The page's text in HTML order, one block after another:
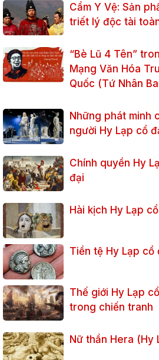
Cẩm Y Vệ: Sản
triết lý độc tài
“Bè Lũ 4 Tên”
Mạng Văn Hóa
Quốc (Tứ Nhân
Những phát minh
người Hy Lạp cổ
Chính quyền Hy
đại
Hài kịch Hy Lạp
Tiền tệ Hy Lạp cổ
Thế giới Hy Lạp
trong chiến tranh
Nữ thần Hera (Hy